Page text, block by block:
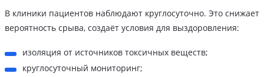
В клиники пациентов наблюдают круглосуточно. Это снижает
вероятность срыва, создаёт условия для выздоровления:
изоляция от источников токсичных веществ;
круглосуточный мониторинг;